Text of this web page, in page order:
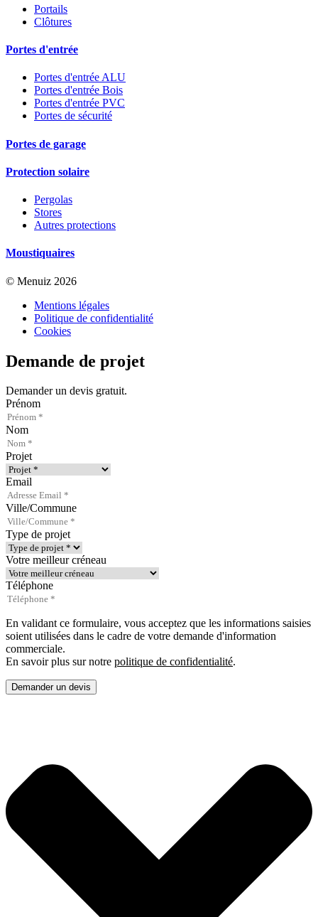
Portails
Clôtures
Portes d'entrée
Portes d'entrée ALU
Portes d'entrée Bois
Portes d'entrée PVC
Portes de sécurité
Portes de garage
Protection solaire
Pergolas
Stores
Autres protections
Moustiquaires
© Menuiz 2026
Mentions légales
Politique de confidentialité
Cookies
Demande de projet
Demander un devis gratuit.
Prénom
Nom
Projet
Email
Ville/Commune
Type de projet
Votre meilleur créneau
Téléphone
En validant ce formulaire, vous acceptez que les informations saisies
soient utilisées dans le cadre de votre demande d'information
commerciale.
En savoir plus sur notre politique de confidentialité.
Demander un devis